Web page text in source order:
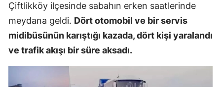
Çiftlikköy ilçesinde sabahın erken saatlerinde
meydana geldi. Dört otomobil ve bir servis
midibüsünün karıştığı kazada, dört kişi yaralandı
ve trafik akışı bir süre aksadı.